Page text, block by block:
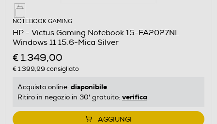
NOTEBOOK GAMING
HP - Victus Gaming Notebook 15-FA2027NL
Windows 11 15.6-Mica Silver
€ 1.349,00
€ 1.399,99 consigliato
Acquisto online: disponibile
Ritiro in negozio in 30' gratuito: verifica
AGGIUNGI